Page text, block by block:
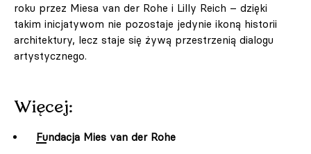
roku przez Miesa van der Rohe i Lilly Reich – dzięki
takim inicjatywom nie pozostaje jedynie ikoną historii
architektury, lecz staje się żywą przestrzenią dialogu
artystycznego.
Więcej:
Fundacja Mies van der Rohe